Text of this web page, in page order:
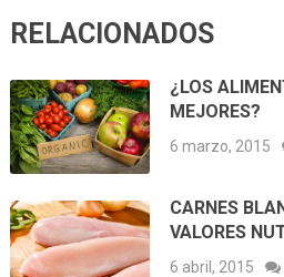
RELACIONADOS
¿LOS
MEJORES?
6 marzo, 2015
CARNES
VALORES
6 abril, 2015